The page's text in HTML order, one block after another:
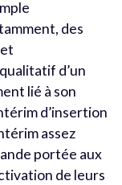
des
d’un
lié à son
d’insertion
assez
portée aux
de leurs